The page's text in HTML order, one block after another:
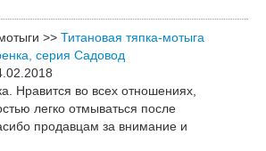
>> Титановая тяпка-мотыга
серия Садовод
Нравится во всех отношениях,
легко отмываться после
продавцам за внимание и